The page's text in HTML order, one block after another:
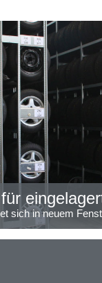
sich in neuem